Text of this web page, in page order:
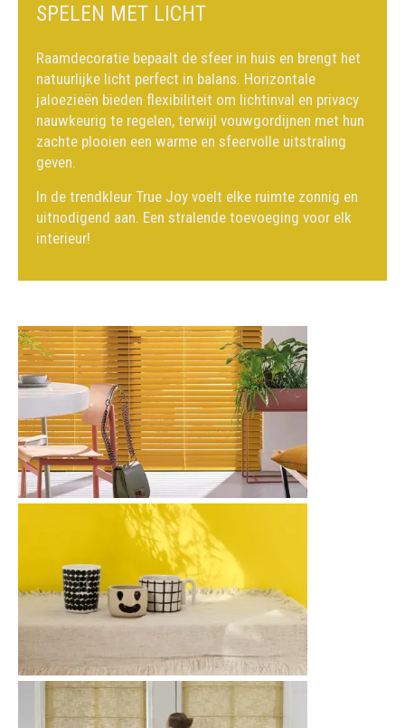
SPELEN MET LICHT
Raamdecoratie bepaalt de sfeer in huis en brengt het
natuurlijke licht perfect in balans. Horizontale
jaloezieën bieden flexibiliteit om lichtinval en privacy
nauwkeurig te regelen, terwijl vouwgordijnen met hun
zachte plooien een warme en sfeervolle uitstraling
geven.
In de trendkleur True Joy voelt elke ruimte zonnig en
uitnodigend aan. Een stralende toevoeging voor elk
interieur!